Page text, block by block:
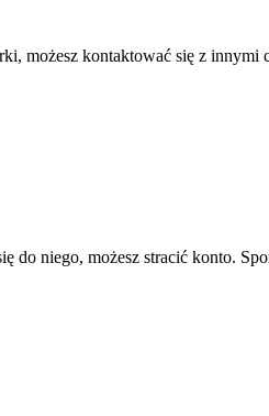
możesz kontaktować się z
do niego, możesz stracić konto.